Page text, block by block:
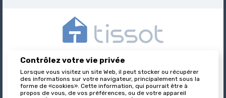
Tissot est l’éditeur des formulaires juridiques immobiliers,
nationalement reconnu et leader sur son marché.
Contrôlez votre vie privée
Lorsque vous visitez un site Web, il peut stocker ou récupérer
des informations sur votre navigateur, principalement sous la
forme de «cookies». Cette information, qui pourrait être à
propos de vous, de vos préférences, ou de votre appareil